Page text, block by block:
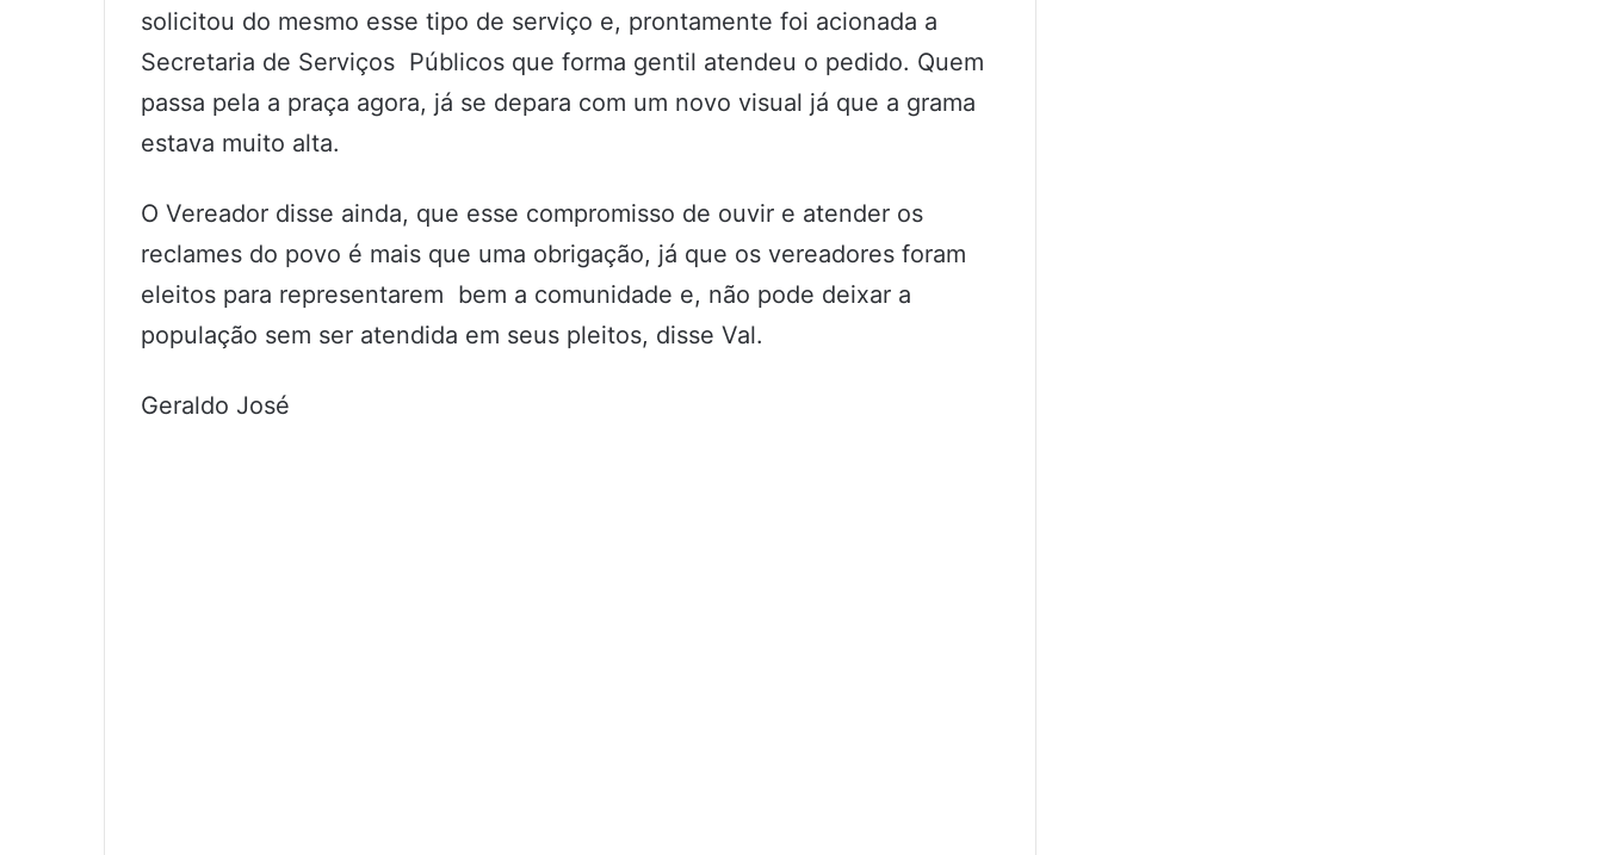
solicitou do mesmo esse tipo de serviço e, prontamente foi acionada a
Secretaria de Serviços Públicos que forma gentil atendeu o pedido. Quem
passa pela a praça agora, já se depara com um novo visual já que a grama
estava muito alta.
O Vereador disse ainda, que esse compromisso de ouvir e atender os
reclames do povo é mais que uma obrigação, já que os vereadores foram
eleitos para representarem bem a comunidade e, não pode deixar a
população sem ser atendida em seus pleitos, disse Val.
Geraldo José